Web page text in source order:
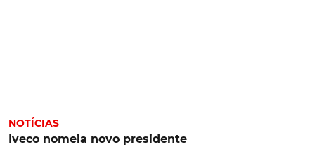
NOTÍCIAS
Iveco nomeia novo presidente